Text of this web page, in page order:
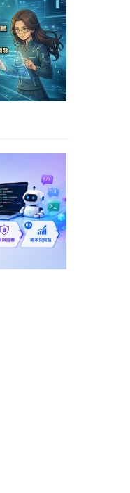
財團法人工業技術研究院